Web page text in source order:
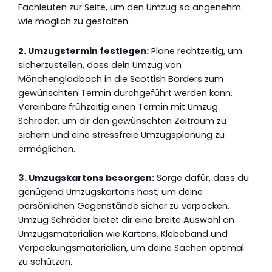
Fachleuten zur Seite, um den Umzug so angenehm
wie möglich zu gestalten.
2. Umzugstermin festlegen: Plane rechtzeitig, um
sicherzustellen, dass dein Umzug von
Mönchengladbach in die Scottish Borders zum
gewünschten Termin durchgeführt werden kann.
Vereinbare frühzeitig einen Termin mit Umzug
Schröder, um dir den gewünschten Zeitraum zu
sichern und eine stressfreie Umzugsplanung zu
ermöglichen.
3. Umzugskartons besorgen: Sorge dafür, dass du
genügend Umzugskartons hast, um deine
persönlichen Gegenstände sicher zu verpacken.
Umzug Schröder bietet dir eine breite Auswahl an
Umzugsmaterialien wie Kartons, Klebeband und
Verpackungsmaterialien, um deine Sachen optimal
zu schützen.